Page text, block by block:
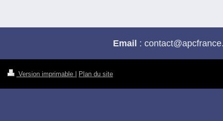
Email :
Version imprimable Plan du site